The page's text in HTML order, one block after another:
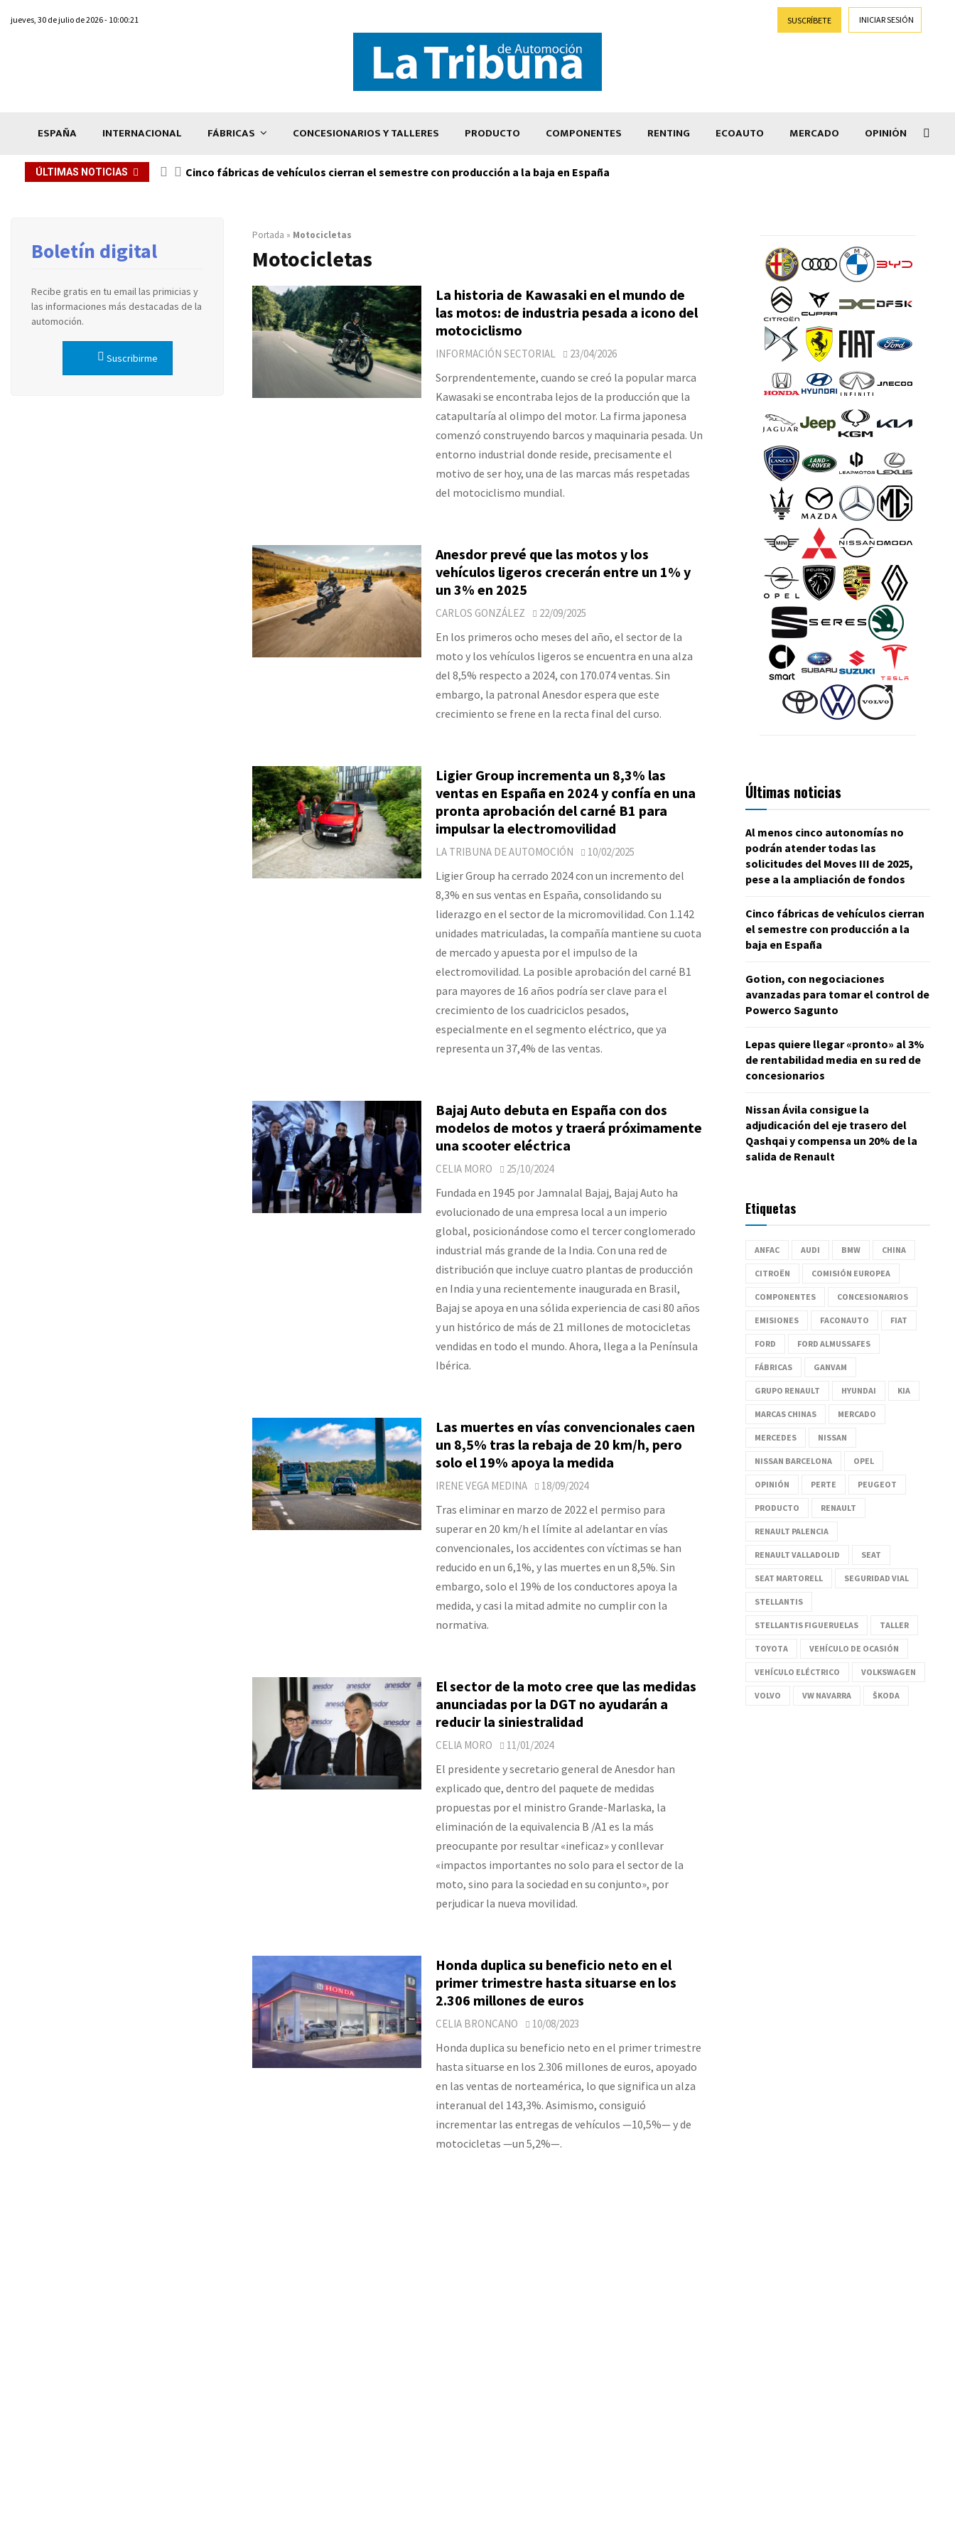
jueves, 30 de julio de 2026 - 10:00:21 SUSCRÍBETE INICIAR SESIÓN
ESPAÑA INTERNACIONAL FÁBRICAS CONCESIONARIOS Y TALLERES PRODUCTO COMPONENTES RENTING ECOAUTO MERCADO OPINIÓN
ÚLTIMAS NOTICIAS Cinco fábricas de vehículos cierran el semestre con producción a la baja en España
Portada » Motocicletas
Motocicletas
La historia de Kawasaki en el mundo de
las motos: de industria pesada a icono del
motociclismo
INFORMACIÓN SECTORIAL 23/04/2026
Sorprendentemente, cuando se creó la popular marca
Kawasaki se encontraba lejos de la producción que la
catapultaría al olimpo del motor. La firma japonesa
comenzó construyendo barcos y maquinaria pesada. Un
entorno industrial donde reside, precisamente el
motivo de ser hoy, una de las marcas más respetadas
del motociclismo mundial.
Anesdor prevé que las motos y los
vehículos ligeros crecerán entre un 1% y
un 3% en 2025
CARLOS GONZÁLEZ 22/09/2025
En los primeros ocho meses del año, el sector de la
moto y los vehículos ligeros se encuentra en una alza
del 8,5% respecto a 2024, con 170.074 ventas. Sin
embargo, la patronal Anesdor espera que este
crecimiento se frene en la recta final del curso.
Ligier Group incrementa un 8,3% las
ventas en España en 2024 y confía en una
pronta aprobación del carné B1 para
impulsar la electromovilidad
LA TRIBUNA DE AUTOMOCIÓN 10/02/2025
Ligier Group ha cerrado 2024 con un incremento del
8,3% en sus ventas en España, consolidando su
liderazgo en el sector de la micromovilidad. Con 1.142
unidades matriculadas, la compañía mantiene su cuota
de mercado y apuesta por el impulso de la
electromovilidad. La posible aprobación del carné B1
para mayores de 16 años podría ser clave para el
crecimiento de los cuadriciclos pesados,
especialmente en el segmento eléctrico, que ya
representa un 37,4% de las ventas.
Bajaj Auto debuta en España con dos
modelos de motos y traerá próximamente
una scooter eléctrica
CELIA MORO 25/10/2024
Fundada en 1945 por Jamnalal Bajaj, Bajaj Auto ha
evolucionado de una empresa local a un imperio
global, posicionándose como el tercer conglomerado
industrial más grande de la India. Con una red de
distribución que incluye cuatro plantas de producción
en India y una recientemente inaugurada en Brasil,
Bajaj se apoya en una sólida experiencia de casi 80 años
y un histórico de más de 21 millones de motocicletas
vendidas en todo el mundo. Ahora, llega a la Península
Ibérica.
Las muertes en vías convencionales caen
un 8,5% tras la rebaja de 20 km/h, pero
solo el 19% apoya la medida
IRENE VEGA MEDINA 18/09/2024
Tras eliminar en marzo de 2022 el permiso para
superar en 20 km/h el límite al adelantar en vías
convencionales, los accidentes con víctimas se han
reducido en un 6,1%, y las muertes en un 8,5%. Sin
embargo, solo el 19% de los conductores apoya la
medida, y casi la mitad admite no cumplir con la
normativa.
El sector de la moto cree que las medidas
anunciadas por la DGT no ayudarán a
reducir la siniestralidad
CELIA MORO 11/01/2024
El presidente y secretario general de Anesdor han
explicado que, dentro del paquete de medidas
propuestas por el ministro Grande-Marlaska, la
eliminación de la equivalencia B /A1 es la más
preocupante por resultar «ineficaz» y conllevar
«impactos importantes no solo para el sector de la
moto, sino para la sociedad en su conjunto», por
perjudicar la nueva movilidad.
Honda duplica su beneficio neto en el
primer trimestre hasta situarse en los
2.306 millones de euros
CELIA BRONCANO 10/08/2023
Honda duplica su beneficio neto en el primer trimestre
hasta situarse en los 2.306 millones de euros, apoyado
en las ventas de norteamérica, lo que significa un alza
interanual del 143,3%. Asimismo, consiguió
incrementar las entregas de vehículos —10,5%— y de
motocicletas —un 5,2%—.
Boletín digital
Recibe gratis en tu email las primicias y
las informaciones más destacadas de la
automoción.
Suscribirme
Últimas noticias
Al menos cinco autonomías no
podrán atender todas las
solicitudes del Moves III de 2025,
pese a la ampliación de fondos
Cinco fábricas de vehículos cierran
el semestre con producción a la
baja en España
Gotion, con negociaciones
avanzadas para tomar el control de
Powerco Sagunto
Lepas quiere llegar «pronto» al 3%
de rentabilidad media en su red de
concesionarios
Nissan Ávila consigue la
adjudicación del eje trasero del
Qashqai y compensa un 20% de la
salida de Renault
Etiquetas
ANFAC AUDI BMW CHINA
CITROËN COMISIÓN EUROPEA
COMPONENTES CONCESIONARIOS
EMISIONES FACONAUTO FIAT
FORD FORD ALMUSSAFES
FÁBRICAS GANVAM
GRUPO RENAULT HYUNDAI KIA
MARCAS CHINAS MERCADO
MERCEDES NISSAN
NISSAN BARCELONA OPEL
OPINIÓN PERTE PEUGEOT
PRODUCTO RENAULT
RENAULT PALENCIA
RENAULT VALLADOLID SEAT
SEAT MARTORELL SEGURIDAD VIAL
STELLANTIS
STELLANTIS FIGUERUELAS TALLER
TOYOTA VEHÍCULO DE OCASIÓN
VEHÍCULO ELÉCTRICO VOLKSWAGEN
VOLVO VW NAVARRA ŠKODA